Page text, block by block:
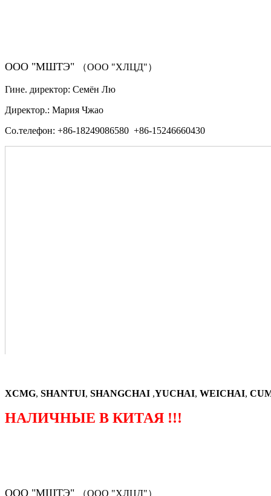
ООО "МШТЭ" （ООО "ХЛЦД"）
Гине. директор: Семён Лю
Директор.: Мария Чжао
Со.телефон: +86-18249086580 +86-15246660430
XCMG, SHANTUI, SHANGCHAI ,YUCHAI, WEICHAI,
НАЛИЧНЫЕ В КИТАЯ !!!
ООО "МШТЭ" （ООО "ХЛЦД"）